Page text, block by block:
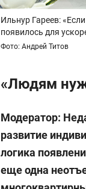
Ильнур Гареев:
появилось для
Фото: Андрей Титов
«Людям
Модератор:
развитие
логика
еще одна